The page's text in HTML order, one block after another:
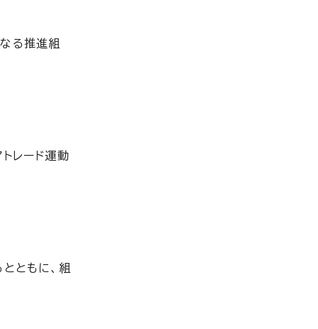
る推進組
レード運動
ともに、組